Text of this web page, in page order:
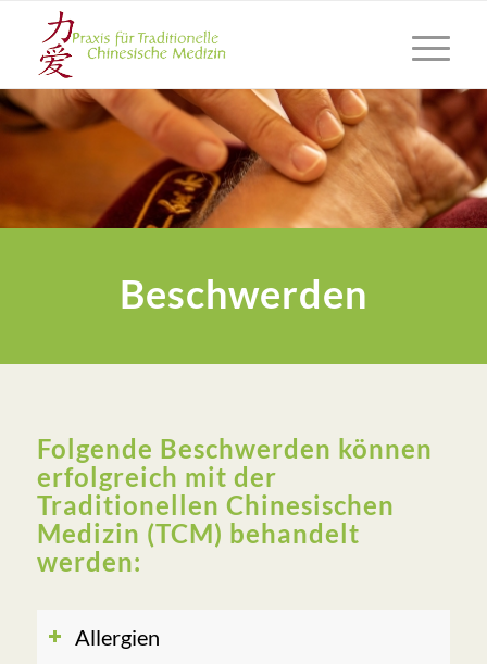
Beschwerden
Folgende Beschwerden können
erfolgreich mit der
Traditionellen Chinesischen
Medizin (TCM) behandelt
werden:
Allergien